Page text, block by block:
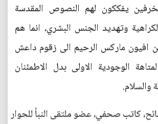
يفككون لهم النصوص المقدسة
وتهديد الجنس البشري، انما هم
افيون ماركس الرحيم الى زقوم داعش
الوجودية الاولى بدل الاطمئنان
والسلام.
كاتب صحفي، عضو ملتقى النبأ للحوار